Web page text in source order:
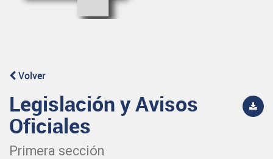
Volver
Legislación y Avisos
Oficiales
Primera sección